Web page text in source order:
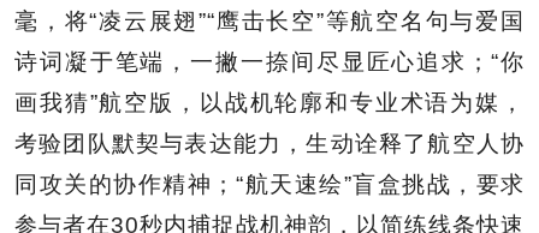
毫，将“凌云展翅”“鹰击长空”等航空名句与爱国
诗词凝于笔端，一撇一捺间尽显匠心追求；“你
画我猜”航空版，以战机轮廓和专业术语为媒，
考验团队默契与表达能力，生动诠释了航空人协
同攻关的协作精神；“航天速绘”盲盒挑战，要求
参与者在30秒内捕捉战机神韵，以简练线条快速